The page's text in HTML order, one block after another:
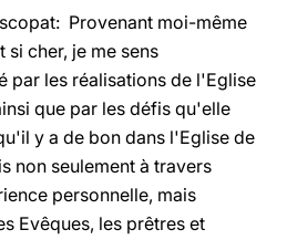
Provenant moi-même
cher, je me sens
par les réalisations de l'Eglise
que par les défis qu'elle
y a de bon dans l'Eglise de
non seulement à travers
personnelle, mais
Evêques, les prêtres et